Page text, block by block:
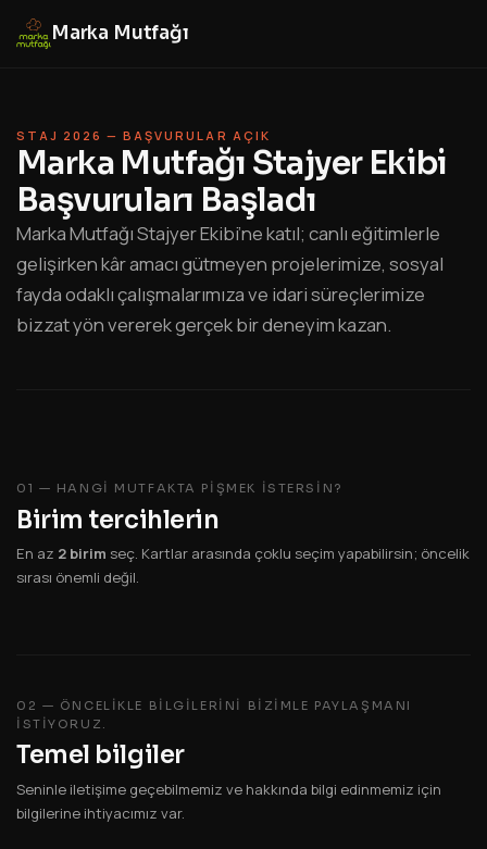
Marka Mutfağı
STAJ 2026 — BAŞVURULAR AÇIK
Marka Mutfağı Stajyer Ekibi
Başvuruları Başladı
Marka Mutfağı Stajyer Ekibi’ne katıl; canlı eğitimlerle
gelişirken kâr amacı gütmeyen projelerimize, sosyal
fayda odaklı çalışmalarımıza ve idari süreçlerimize
bizzat yön vererek gerçek bir deneyim kazan.
01 — HANGI MUTFAKTA PIŞMEK ISTERSIN?
Birim tercihlerin
En az 2 birim seç. Kartlar arasında çoklu seçim yapabilirsin; öncelik
sırası önemli değil.
02 — ÖNCELIKLE BILGILERINI BIZIMLE PAYLAŞMANI
ISTIYORUZ.
Temel bilgiler
Seninle iletişime geçebilmemiz ve hakkında bilgi edinmemiz için
bilgilerine ihtiyacımız var.